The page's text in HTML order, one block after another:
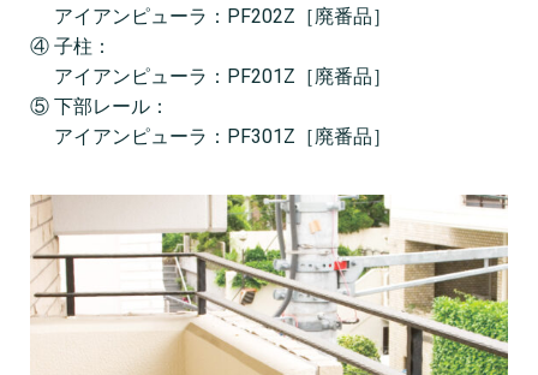
アイアンピューラ：PF202Z［廃番品］
④ 子柱：
アイアンピューラ：PF201Z［廃番品］
⑤ 下部レール：
アイアンピューラ：PF301Z［廃番品］